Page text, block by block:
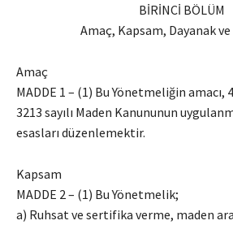
BİRİNCİ BÖLÜM
Amaç, Kapsam, Dayanak
Amaç
MADDE 1 – (1) Bu Yönetmeliğin
3213 sayılı Maden Kanununun
esasları düzenlemektir.
Kapsam
MADDE 2 – (1) Bu Yönetmelik;
a) Ruhsat ve sertifika verme, maden